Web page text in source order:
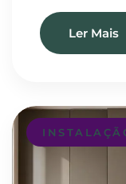
Ler Mais